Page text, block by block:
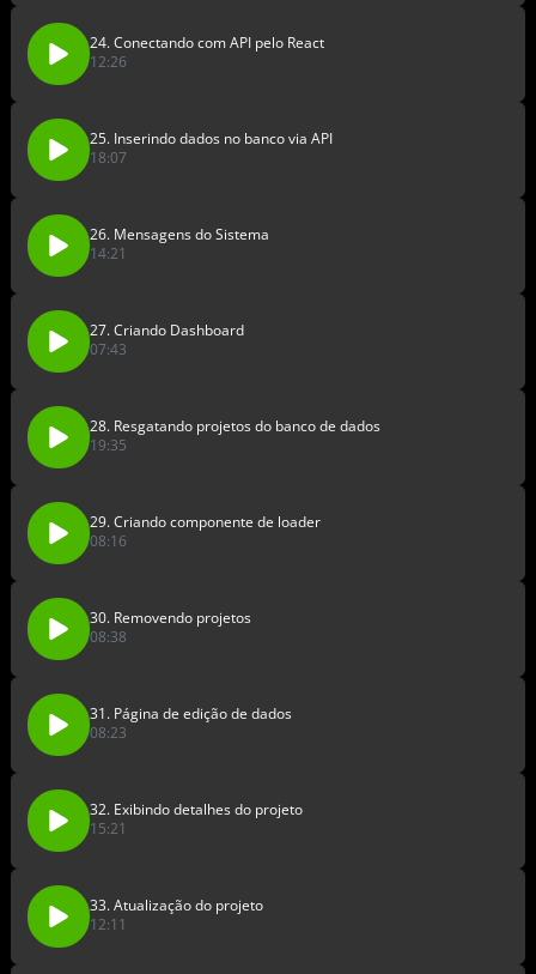
24. Conectando com API pelo React
12:26
25. Inserindo dados no banco via API
18:07
26. Mensagens do Sistema
14:21
27. Criando Dashboard
07:43
28. Resgatando projetos do banco de dados
19:35
29. Criando componente de loader
08:16
30. Removendo projetos
08:38
31. Página de edição de dados
08:23
32. Exibindo detalhes do projeto
15:21
33. Atualização do projeto
12:11